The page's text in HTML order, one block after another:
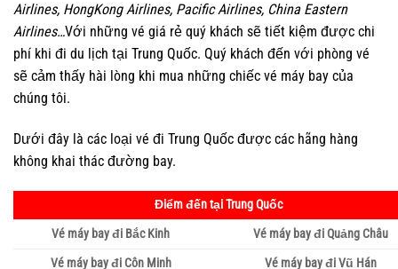
Airlines, HongKong Airlines, Pacific Airlines, China Eastern
Airlines…Với những vé giá rẻ quý khách sẽ tiết kiệm được chi
phí khi đi du lịch tại Trung Quốc. Quý khách đến với phòng vé
sẽ cảm thấy hài lòng khi mua những chiếc vé máy bay của
chúng tôi.
Dưới đây là các loại vé đi Trung Quốc được các hãng hàng
không khai thác đường bay.
Điểm đến tại Trung Quốc
Vé máy bay đi Bắc Kinh
Vé máy bay đi Quảng Châu
Vé máy bay đi Côn Minh
Vé máy bay đi Vũ Hán